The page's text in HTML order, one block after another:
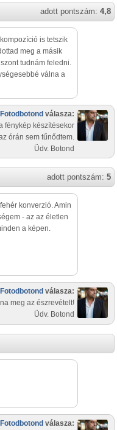
adott pontszám: 4,8
is tetszik
meg a másik
tudnám feledni.
válna a
Fotodbotond válasza:
fénykép készítésekor
órán sem tűnődtem.
Üdv. Botond
adott pontszám: 5
konverzió. Amin
- az az életlen
a képen.
Fotodbotond válasza:
meg az észrevételt!
Üdv. Botond
Fotodbotond válasza: